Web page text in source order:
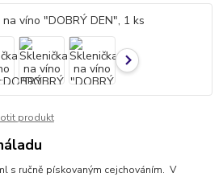
produkt
s ručně pískovaným cejchováním. V